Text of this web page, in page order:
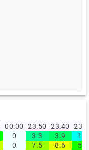
00:00 23:50 23:40
0 3.3 3.9
1.9
0 7.5 8.6 5.6